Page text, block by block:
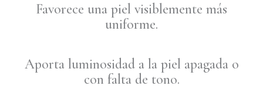
Favorece una piel visiblemente más
uniforme.
Aporta luminosidad a la piel apagada o
con falta de tono.